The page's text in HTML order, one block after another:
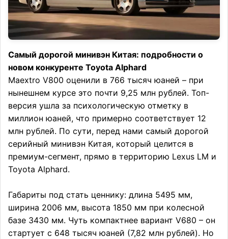
Самый дорогой минивэн Китая: подробности о
новом конкуренте Toyota Alphard
Maextro V800 оценили в 766 тысяч юаней – при
нынешнем курсе это почти 9,25 млн рублей. Топ-
версия ушла за психологическую отметку в
миллион юаней, что примерно соответствует 12
млн рублей. По сути, перед нами самый дорогой
серийный минивэн Китая, который целится в
премиум-сегмент, прямо в территорию Lexus LM и
Toyota Alphard.
Габариты под стать ценнику: длина 5495 мм,
ширина 2006 мм, высота 1850 мм при колесной
базе 3430 мм. Чуть компактнее вариант V680 – он
стартует с 648 тысяч юаней (7,82 млн рублей). Но